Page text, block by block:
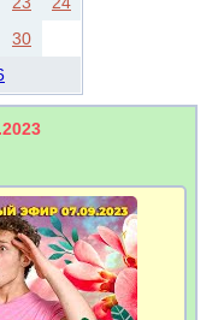
30